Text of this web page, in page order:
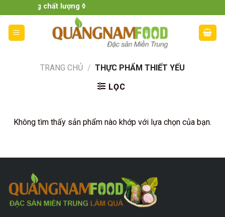
to
content
Trung chất lượng ◊
TRANG CHỦ / THỰC PHẨM THIẾT YẾU
LỌC
Không tìm thấy sản phẩm nào khớp với lựa chọn của bạn.